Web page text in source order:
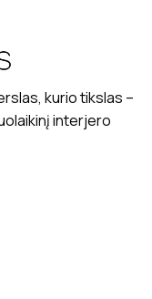
kurio tikslas –
interjero